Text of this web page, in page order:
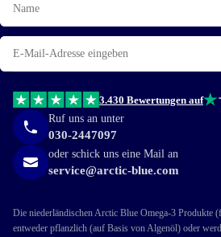
E-
Mail
3.430 Bewertungen auf
Ruf uns an unter
030-2447097
oder schick uns eine Mail an
service@arctic-blue.com
Die niederländischen Arctic Blue Omega-3 Produkte
entweder pflanzlich (auf Basis von Algenöl) oder